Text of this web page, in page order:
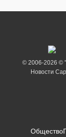
© 2006-2026 ©
Новости
Общество